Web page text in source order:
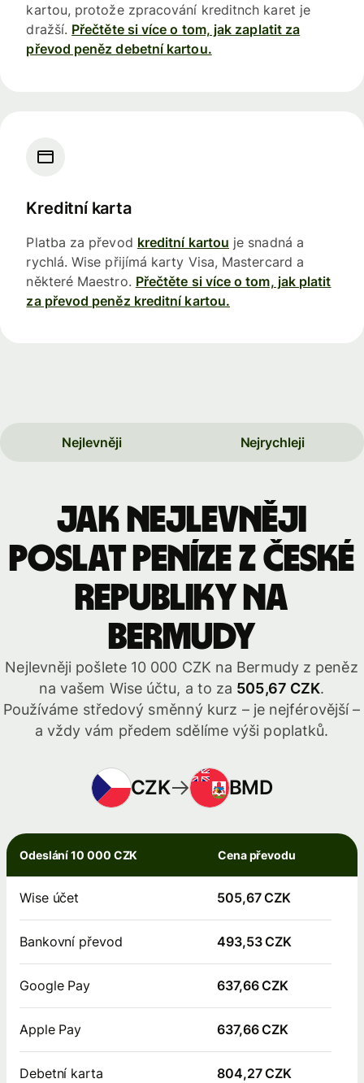
kartou, protože zpracování kreditnch karet je
dražší. Přečtěte si více o tom, jak zaplatit za
převod peněz debetní kartou.
Kreditní karta
Platba za převod kreditní kartou je snadná a
rychlá. Wise přijímá karty Visa, Mastercard a
některé Maestro. Přečtěte si více o tom, jak platit
za převod peněz kreditní kartou.
Nejlevněji Nejrychleji
Jak nejlevněji
poslat peníze z České
republiky na
Bermudy
Nejlevněji pošlete 10 000 CZK na Bermudy z peněz
na vašem Wise účtu, a to za 505,67 CZK.
Používáme středový směnný kurz – je nejférovější –
a vždy vám předem sdělíme výši poplatků.
CZK BMD
Odeslání 10 000 CZK Cena převodu
Wise účet 505,67 CZK
Bankovní převod 493,53 CZK
Google Pay 637,66 CZK
Apple Pay 637,66 CZK
Debetní karta 804,27 CZK